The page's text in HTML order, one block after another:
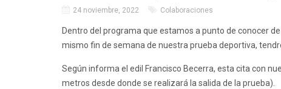
24 noviembre, 2022 Colaboraciones
Dentro del programa que estamos a punto de conocer
mismo fin de semana de nuestra prueba deportiva,
Según informa el edil Francisco Becerra, esta cita con
metros desde donde se realizará la salida de la prueba).